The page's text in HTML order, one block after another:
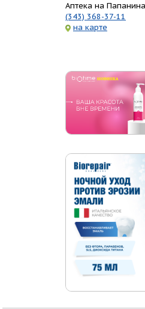
Аптека на
(343) 368-37-11
на карте